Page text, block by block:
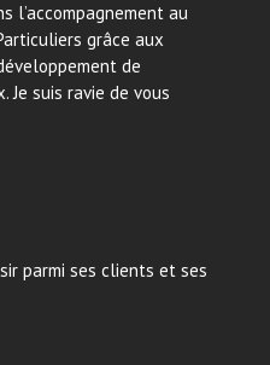
l’accompagnement au
grâce aux
de
Je suis ravie de vous
parmi ses clients et ses